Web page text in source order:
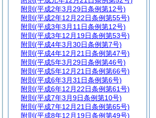
附則 (平成2年3月29日条例第12号)
附則 (平成2年12月22日条例第55号)
附則 (平成3年3月11日条例第12号)
附則 (平成3年12月19日条例第53号)
附則 (平成4年3月30日条例第7号)
附則 (平成4年12月21日条例第47号)
附則 (平成5年3月29日条例第46号)
附則 (平成5年12月21日条例第66号)
附則 (平成6年3月31日条例第6号)
附則 (平成6年12月22日条例第61号)
附則 (平成7年3月9日条例第10号)
附則 (平成7年12月21日条例第65号)
附則 (平成8年12月19日条例第49号)